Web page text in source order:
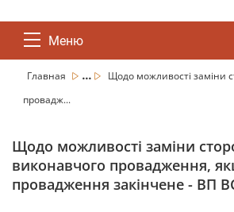
Меню
Главная ...
Щодо можливості заміни
провадж...
Щодо можливості заміни
виконавчого провадження,
провадження закінчене - ВП